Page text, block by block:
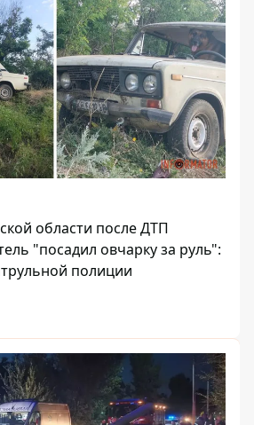
области после ДТП
"посадил овчарку за руль":
полиции